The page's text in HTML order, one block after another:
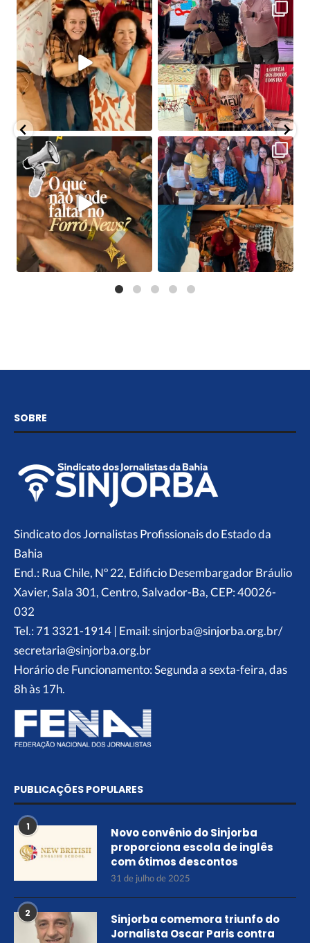
SOBRE
Sindicato dos Jornalistas Profissionais do Estado da
Bahia
End.: Rua Chile, Nº 22, Edificio Desembargador Bráulio
Xavier, Sala 301, Centro, Salvador-Ba, CEP: 40026-
032
Tel.: 71 3321-1914 | Email: sinjorba@sinjorba.org.br/
secretaria@sinjorba.org.br
Horário de Funcionamento: Segunda a sexta-feira, das
8h às 17h.
PUBLICAÇÕES POPULARES
1
Novo convênio do Sinjorba
proporciona escola de inglês
com ótimos descontos
31 de julho de 2025
2
Sinjorba comemora triunfo do
Jornalista Oscar Paris contra